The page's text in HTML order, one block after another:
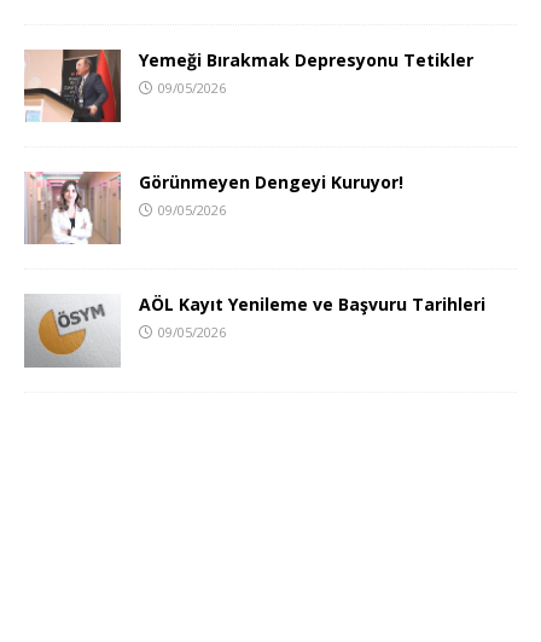
Yemeği Bırakmak Depresyonu Tetikler
09/05/2026
Görünmeyen Dengeyi Kuruyor!
09/05/2026
AÖL Kayıt Yenileme ve Başvuru Tarihleri
09/05/2026